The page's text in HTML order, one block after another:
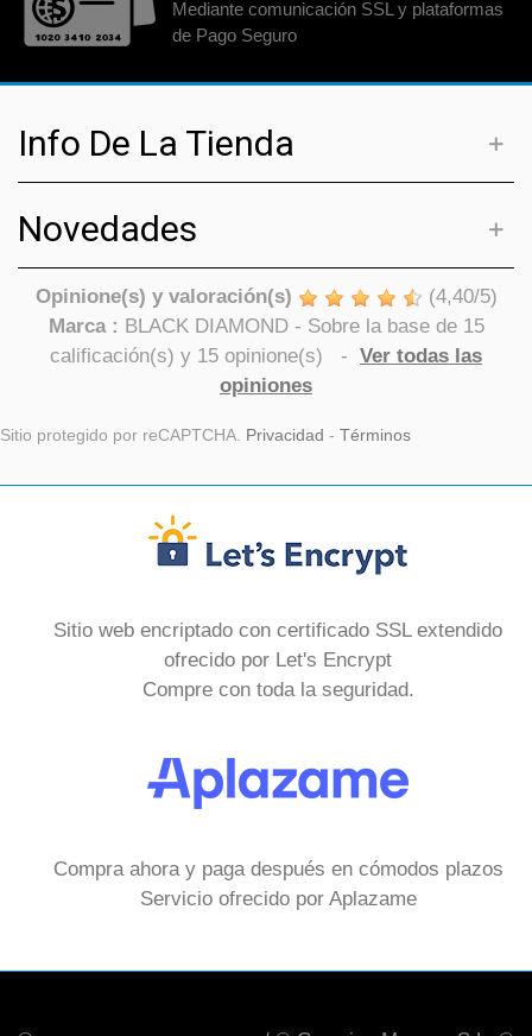
Mediante comunicación SSL y plataformas
de Pago Seguro
Info De La Tienda
Novedades
Opinione(s) y valoración(s) (4,40/5)
Marca : BLACK DIAMOND- Sobre la base de 15
calificación(s) y 15 opinione(s) - Ver todas las
opiniones
Sitio protegido por reCAPTCHA. Privacidad - Términos
Sitio web encriptado con certificado SSL extendido
ofrecido por Let's Encrypt
Compre con toda la seguridad.
Compra ahora y paga después en cómodos plazos
Servicio ofrecido por Aplazame